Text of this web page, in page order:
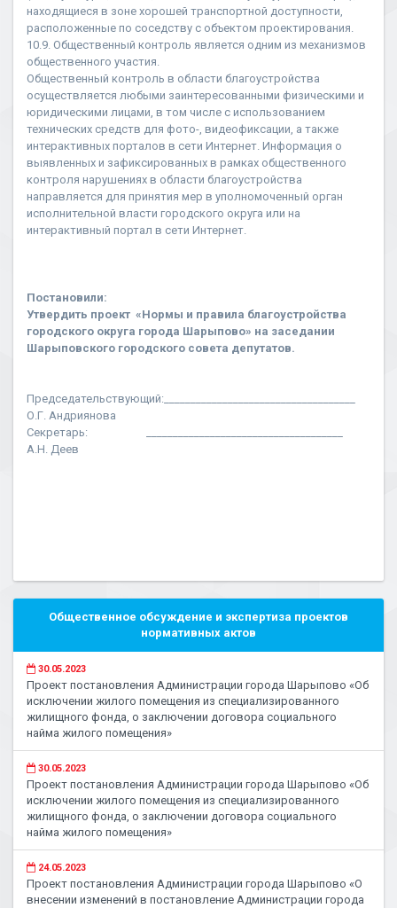
находящиеся в зоне хорошей транспортной доступности,
расположенные по соседству с объектом проектирования.
10.9. Общественный контроль является одним из механизмов
общественного участия.
Общественный контроль в области благоустройства
осуществляется любыми заинтересованными физическими и
юридическими лицами, в том числе с использованием
технических средств для фото-, видеофиксации, а также
интерактивных порталов в сети Интернет. Информация о
выявленных и зафиксированных в рамках общественного
контроля нарушениях в области благоустройства
направляется для принятия мер в уполномоченный орган
исполнительной власти городского округа или на
интерактивный портал в сети Интернет.
Постановили:
Утвердить проект «Нормы и правила благоустройства
городского округа города Шарыпово» на заседании
Шарыповского городского совета депутатов.
Председательствующий:____________________________________
О.Г. Андриянова
Секретарь: _____________________________________
А.Н. Деев
Общественное обсуждение и экспертиза проектов
нормативных актов
30.05.2023
Проект постановления Администрации города Шарыпово «Об
исключении жилого помещения из специализированного
жилищного фонда, о заключении договора социального
найма жилого помещения»
30.05.2023
Проект постановления Администрации города Шарыпово «Об
исключении жилого помещения из специализированного
жилищного фонда, о заключении договора социального
найма жилого помещения»
24.05.2023
Проект постановления Администрации города Шарыпово «О
внесении изменений в постановление Администрации города